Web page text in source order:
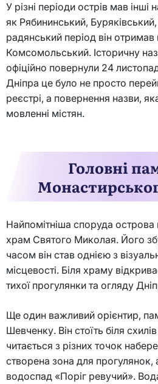
У різні періоди острів мав інші
як Рябининський,
радянський період він отримав
Комсомольський. Історичну
офіційно повернули 24
Дніпра це було не просто
реєстрі, а повернення назви,
мовленні містян.
Головні
Найпомітніша споруда острова
храм Святого Миколая. Його
часом він став однією з
місцевості. Біля храму
тихої прогулянки та огляду
Ще один важливий орієнтир,
Шевченку. Він стоїть біля
читається з різних точок
створена зона для
водоспад «Поріг ревучий».